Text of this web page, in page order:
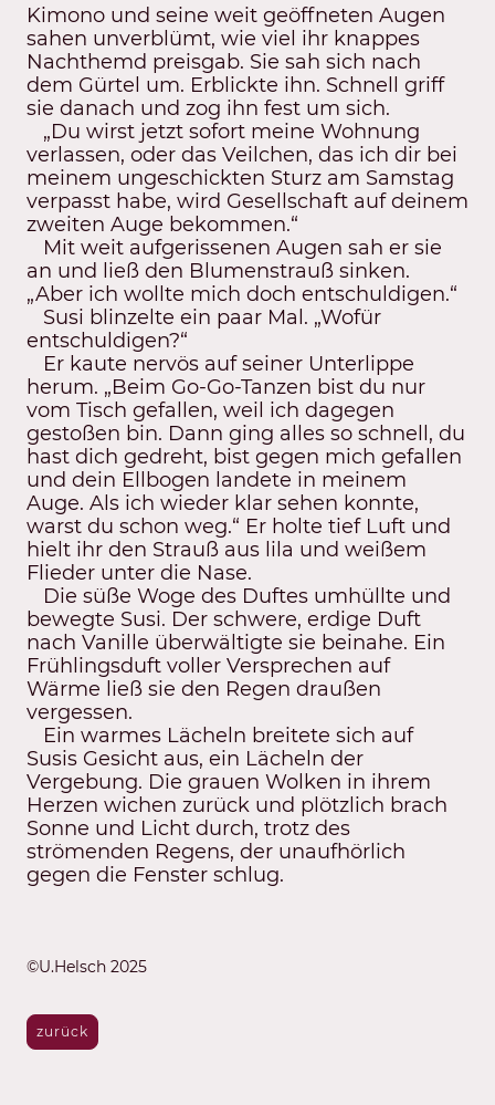
Kimono und seine weit geöffneten Augen
sahen unverblümt, wie viel ihr knappes
Nachthemd preisgab. Sie sah sich nach
dem Gürtel um. Erblickte ihn. Schnell griff
sie danach und zog ihn fest um sich.
„Du wirst jetzt sofort meine Wohnung
verlassen, oder das Veilchen, das ich dir bei
meinem ungeschickten Sturz am Samstag
verpasst habe, wird Gesellschaft auf deinem
zweiten Auge bekommen.“
Mit weit aufgerissenen Augen sah er sie
an und ließ den Blumenstrauß sinken.
„Aber ich wollte mich doch entschuldigen.“
Susi blinzelte ein paar Mal. „Wofür
entschuldigen?“
Er kaute nervös auf seiner Unterlippe
herum. „Beim Go-Go-Tanzen bist du nur
vom Tisch gefallen, weil ich dagegen
gestoßen bin. Dann ging alles so schnell, du
hast dich gedreht, bist gegen mich gefallen
und dein Ellbogen landete in meinem
Auge. Als ich wieder klar sehen konnte,
warst du schon weg.“ Er holte tief Luft und
hielt ihr den Strauß aus lila und weißem
Flieder unter die Nase.
Die süße Woge des Duftes umhüllte und
bewegte Susi. Der schwere, erdige Duft
nach Vanille überwältigte sie beinahe. Ein
Frühlingsduft voller Versprechen auf
Wärme ließ sie den Regen draußen
vergessen.
Ein warmes Lächeln breitete sich auf
Susis Gesicht aus, ein Lächeln der
Vergebung. Die grauen Wolken in ihrem
Herzen wichen zurück und plötzlich brach
Sonne und Licht durch, trotz des
strömenden Regens, der unaufhörlich
gegen die Fenster schlug.
©U.Helsch 2025
zurück